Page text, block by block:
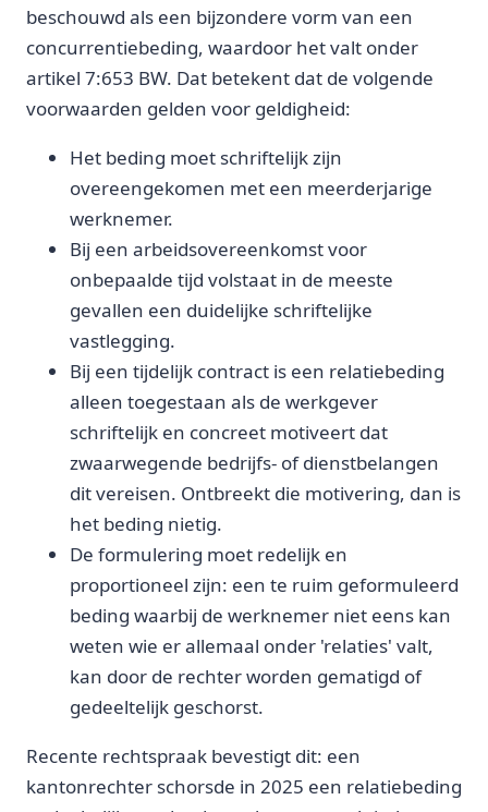
beschouwd als een bijzondere vorm van een
concurrentiebeding, waardoor het valt onder
artikel 7:653 BW. Dat betekent dat de volgende
voorwaarden gelden voor geldigheid:
Het beding moet schriftelijk zijn
overeengekomen met een meerderjarige
werknemer.
Bij een arbeidsovereenkomst voor
onbepaalde tijd volstaat in de meeste
gevallen een duidelijke schriftelijke
vastlegging.
Bij een tijdelijk contract is een relatiebeding
alleen toegestaan als de werkgever
schriftelijk en concreet motiveert dat
zwaarwegende bedrijfs- of dienstbelangen
dit vereisen. Ontbreekt die motivering, dan is
het beding nietig.
De formulering moet redelijk en
proportioneel zijn: een te ruim geformuleerd
beding waarbij de werknemer niet eens kan
weten wie er allemaal onder 'relaties' valt,
kan door de rechter worden gematigd of
gedeeltelijk geschorst.
Recente rechtspraak bevestigt dit: een
kantonrechter schorsde in 2025 een relatiebeding